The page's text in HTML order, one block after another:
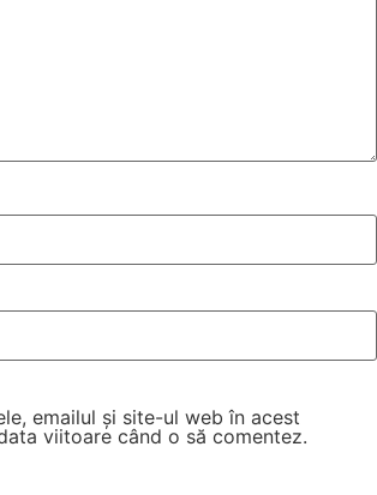
emailul și site-ul web în acest
viitoare când o să comentez.